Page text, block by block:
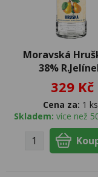
Moravská
38%
329 Kč
Cena za: 1 ks
Skladem: více než